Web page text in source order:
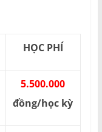
HỌC PHÍ
5.500.000
đồng/học kỳ